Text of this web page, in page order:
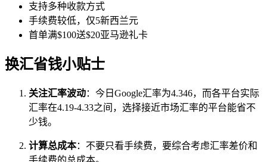
支持多种收款方式
手续费较低，仅5新西兰元
首单满$100送$20亚马逊礼卡
换汇省钱小贴士
关注汇率波动：今日Google汇率为4.346，而各平台实际
汇率在4.19-4.33之间，选择接近市场汇率的平台能省不
少钱。
计算总成本：不要只看手续费，要综合考虑汇率差价和